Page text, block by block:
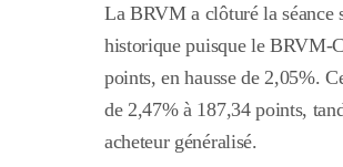
La BRVM a clôturé la séance
historique puisque le BRVM-
points, en hausse de 2,05%.
de 2,47% à 187,34 points,
acheteur généralisé.